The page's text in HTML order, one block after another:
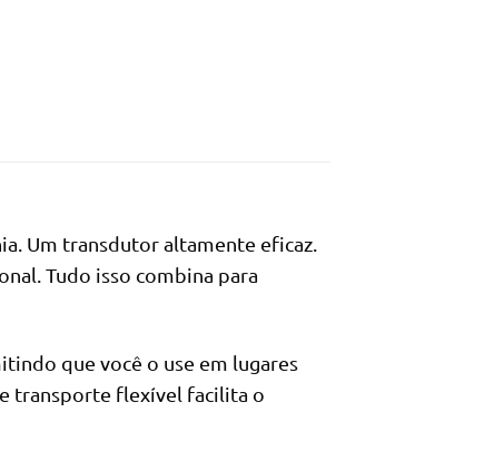
Um transdutor altamente eficaz.
Tudo isso combina para
que você o use em lugares
transporte flexível facilita o